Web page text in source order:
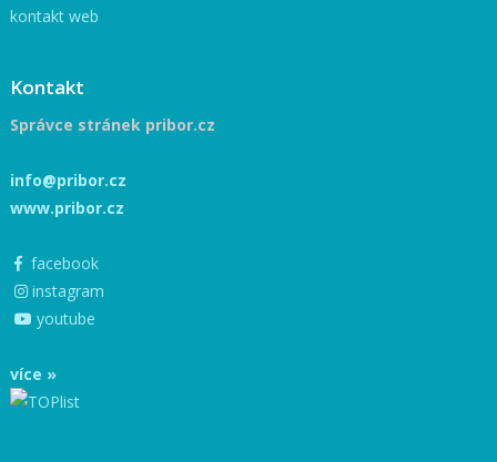
kontakt web
Kontakt
Správce stránek pribor.cz
info@pribor.cz
www.pribor.cz
facebook
instagram
youtube
více »